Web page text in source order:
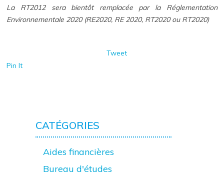
La RT2012 sera bientôt remplacée par la Réglementation
Environnementale 2020 (RE2020, RE 2020, RT2020 ou RT2020)
Tweet
Pin It
CATÉGORIES
Aides financières
Bureau d'études